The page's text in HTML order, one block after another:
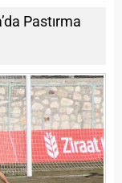
Pastırma